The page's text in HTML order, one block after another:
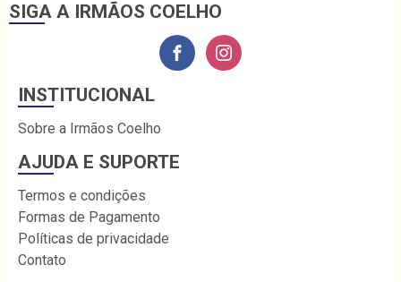
SIGA A IRMÃOS COELHO
INSTITUCIONAL
Sobre a Irmãos Coelho
AJUDA E SUPORTE
Termos e condições
Formas de Pagamento
Políticas de privacidade
Contato